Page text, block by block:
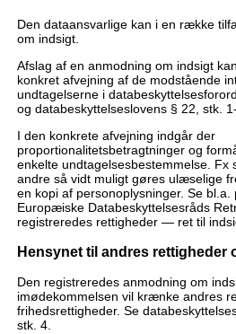
Den dataansvarlige kan i en række
om indsigt.
Afslag af en anmodning om indsigt
konkret afvejning af de modstående
undtagelserne i
og databeskyttelseslovens § 22, stk. 1-
I den konkrete afvejning indgår der
proportionalitetsbetragtninger og
enkelte undtagelsesbestemmelse. Fx
andre så vidt muligt gøres ulæselige
en kopi af personoplysninger. Se bl.a.
Europæiske Databeskyttelsesråds
registreredes rettigheder — ret til
Hensynet til andres rettigheder
Den registreredes anmodning om
imødekommelsen vil krænke andres
frihedsrettigheder. Se
stk. 4.